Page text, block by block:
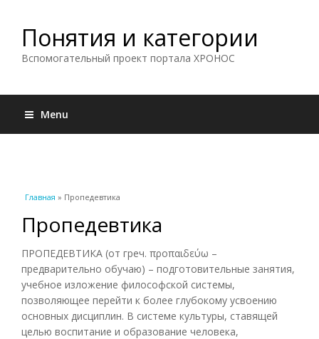
Понятия и категории
Вспомогательный проект портала ХРОНОС
Menu
Вы здесь
Главная » Пропедевтика
Пропедевтика
ПРОПЕДЕВТИКА (от греч. προπαιδεύω –
предварительно обучаю) – подготовительные занятия,
учебное изложение философской системы,
позволяющее перейти к более глубокому усвоению
основных дисциплин. В системе культуры, ставящей
целью воспитание и образование человека,